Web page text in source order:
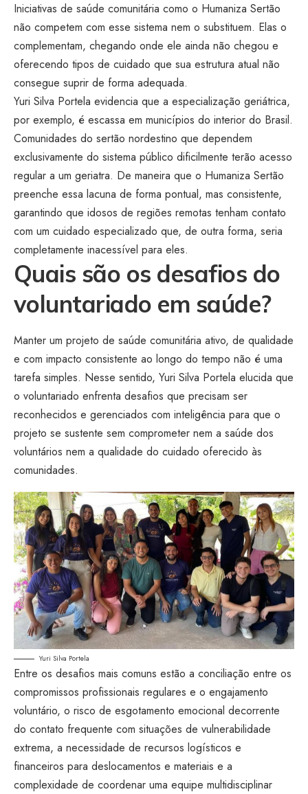
Iniciativas de saúde comunitária como o Humaniza Sertão
não competem com esse sistema nem o substituem. Elas o
complementam, chegando onde ele ainda não chegou e
oferecendo tipos de cuidado que sua estrutura atual não
consegue suprir de forma adequada.
Yuri Silva Portela evidencia que a especialização geriátrica,
por exemplo, é escassa em municípios do interior do Brasil.
Comunidades do sertão nordestino que dependem
exclusivamente do sistema público dificilmente terão acesso
regular a um geriatra. De maneira que o Humaniza Sertão
preenche essa lacuna de forma pontual, mas consistente,
garantindo que idosos de regiões remotas tenham contato
com um cuidado especializado que, de outra forma, seria
completamente inacessível para eles.
Quais são os desafios do
voluntariado em saúde?
Manter um projeto de saúde comunitária ativo, de qualidade
e com impacto consistente ao longo do tempo não é uma
tarefa simples. Nesse sentido, Yuri Silva Portela elucida que
o voluntariado enfrenta desafios que precisam ser
reconhecidos e gerenciados com inteligência para que o
projeto se sustente sem comprometer nem a saúde dos
voluntários nem a qualidade do cuidado oferecido às
comunidades.
Yuri Silva Portela
Entre os desafios mais comuns estão a conciliação entre os
compromissos profissionais regulares e o engajamento
voluntário, o risco de esgotamento emocional decorrente
do contato frequente com situações de vulnerabilidade
extrema, a necessidade de recursos logísticos e
financeiros para deslocamentos e materiais e a
complexidade de coordenar uma equipe multidisciplinar